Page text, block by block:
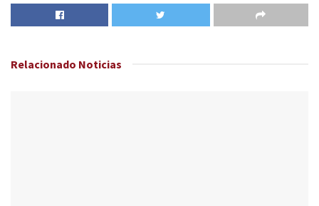
Relacionado Noticias